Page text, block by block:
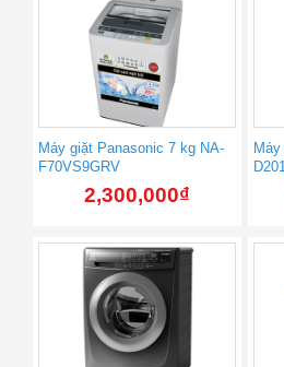
Máy giặt Panasonic 7 kg NA-
F70VS9GRV
2,300,000₫